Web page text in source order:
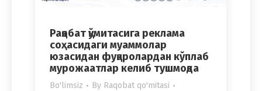
Рақобат қўмитасига реклама
соҳасидаги муаммолар
юзасидан фуқаролардан кўплаб
мурожаатлар келиб тушмоқда
Bo'limsiz By Raqobat qo'mitasi